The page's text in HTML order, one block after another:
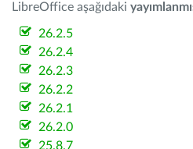
LibreOffice aşağıdaki
26.2.5
26.2.4
26.2.3
26.2.2
26.2.1
26.2.0
25.8.7